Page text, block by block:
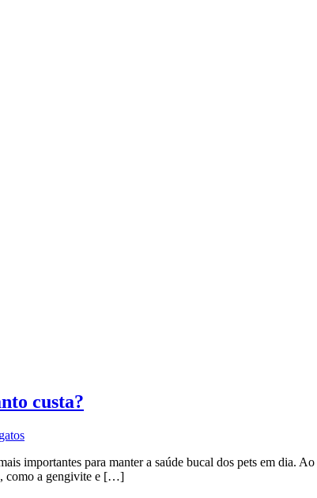
custa?
importantes para manter a saúde bucal dos pets em dia.
como a gengivite e […]